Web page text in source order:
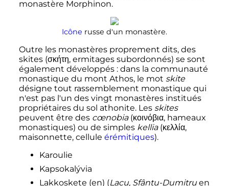
monastère Morphinon.
Icône russe d'un monastère.
Outre les monastères proprement dits, des
skites (σκήτη, ermitages subordonnés) se sont
également développés : dans la communauté
monastique du mont Athos, le mot skite
désigne tout rassemblement monastique qui
n'est pas l'un des vingt monastères institués
propriétaires du sol athonite. Les skites
peuvent être des cœnobia(κοινόβια, hameaux
monastiques) ou de simples kellia(κελλία,
maisonnette, cellule érémitiques).
Karoulie
Kapsokalývia
Lakkoskete (en) (Lacu, Sfântu-Dumitruen